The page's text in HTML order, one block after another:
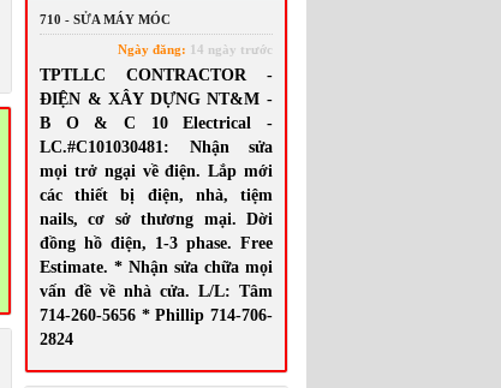
710 - SỬA MÁY MÓC
Ngày đăng: 14 ngày trước
TPTLLC CONTRACTOR -
ĐIỆN & XÂY DỰNG NT&M -
B O & C 10 Electrical -
LC.#C101030481: Nhận sửa
mọi trở ngại về điện. Lắp mới
các thiết bị điện, nhà, tiệm
nails, cơ sở thương mại. Dời
đồng hồ điện, 1-3 phase. Free
Estimate. * Nhận sửa chữa mọi
vấn đề về nhà cửa. L/L: Tâm
714-260-5656 * Phillip 714-706-
2824